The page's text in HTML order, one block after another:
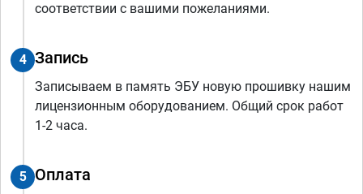
соответствии с вашими пожеланиями.
4 Запись
Записываем в память ЭБУ новую прошивку нашим
лицензионным оборудованием. Общий срок работ
1-2 часа.
5 Оплата